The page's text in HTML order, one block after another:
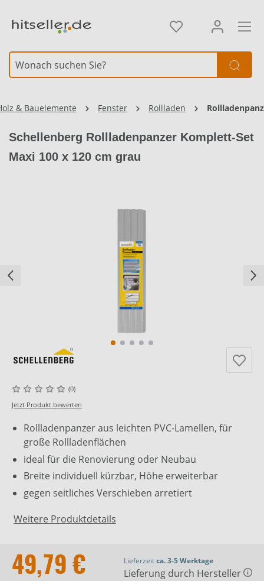
& Bauelemente Fenster Rollladen
Schellenberg Rollladenpanzer Komplett-Set
Maxi 100 x 120 cm grau
(0)
Jetzt Produkt bewerten
Rollladenpanzer aus leichten PVC-Lamellen, für
große Rollladenflächen
ideal für die Renovierung oder Neubau
Breite individuell kürzbar, Höhe erweiterbar
gegen seitliches Verschieben arretiert
Weitere Produktdetails
49,79 € Lieferzeitca. 3-5 Werktage
Lieferung durch Hersteller